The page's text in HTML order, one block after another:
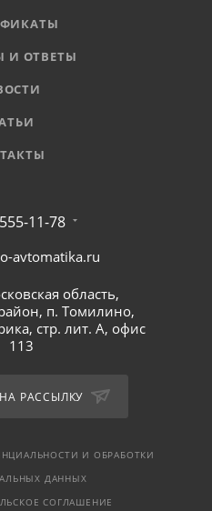
И ОТВЕТЫ
11-78
avtomatika.ru
область,
п. Томилино,
стр. лит. А, офис
113
РАССЫЛКУ
И ОБРАБОТКИ
ДАННЫХ
СОГЛАШЕНИЕ